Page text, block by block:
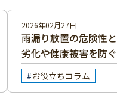
2026年02月27日
雨漏り放置の危険性
劣化や健康被害を防
説！
お役立ちコラム